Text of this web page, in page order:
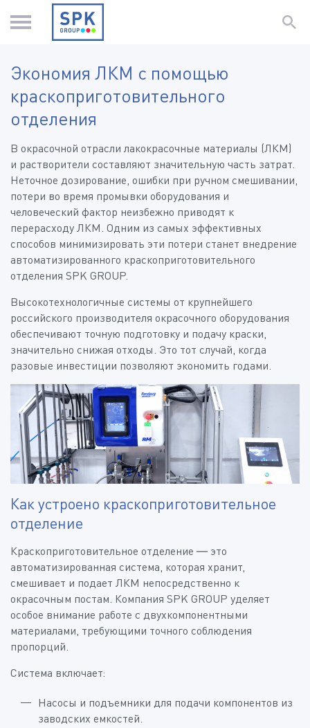
Экономия ЛКМ с помощью
краскоприготовительного
отделения
В окрасочной отрасли лакокрасочные материалы (ЛКМ)
и растворители составляют значительную часть затрат.
Неточное дозирование, ошибки при ручном смешивании,
потери во время промывки оборудования и
человеческий фактор неизбежно приводят к
перерасходу ЛКМ. Одним из самых эффективных
способов минимизировать эти потери станет внедрение
автоматизированного краскоприготовительного
отделения SPK GROUP.
Высокотехнологичные системы от крупнейшего
российского производителя окрасочного оборудования
обеспечивают точную подготовку и подачу краски,
значительно снижая отходы. Это тот случай, когда
разовые инвестиции позволяют экономить годами.
Как устроено краскоприготовительное
отделение
Краскоприготовительное отделение — это
автоматизированная система, которая хранит,
смешивает и подает ЛКМ непосредственно к
окрасочным постам. Компания SPK GROUP уделяет
особое внимание работе с двухкомпонентными
материалами, требующими точного соблюдения
пропорций.
Система включает:
Насосы и подъемники для подачи компонентов из
заводских емкостей.